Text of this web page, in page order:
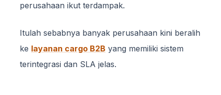
perusahaan ikut terdampak.
Itulah sebabnya banyak perusahaan kini beralih
ke layanan cargo B2B yang memiliki sistem
terintegrasi dan SLA jelas.